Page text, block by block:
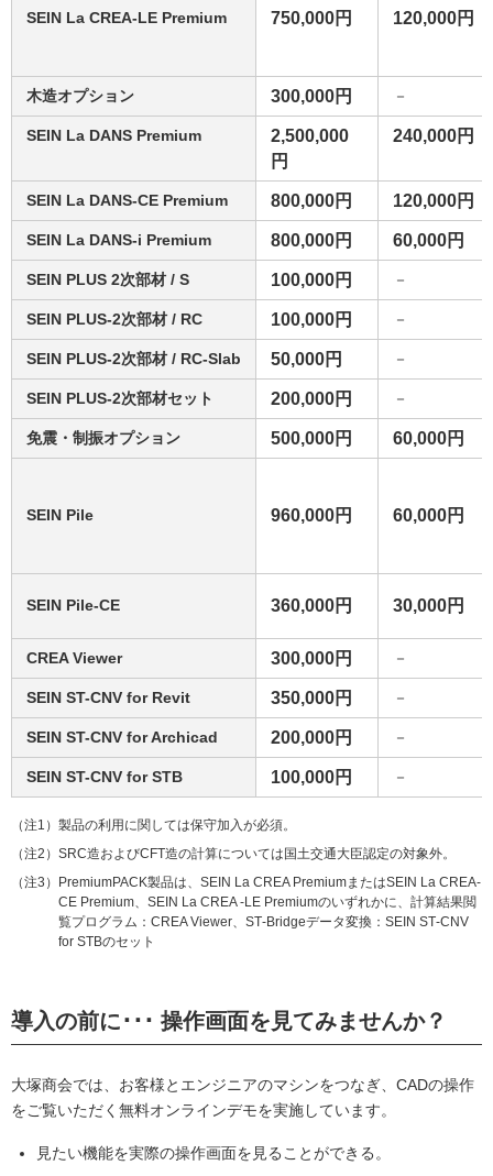
SEIN La CREA-LE Premium 750,000円 120,000円
木造オプション 300,000円 －
SEIN La DANS Premium
2,500,000
円
240,000円
SEIN La DANS-CE Premium 800,000円 120,000円
SEIN La DANS-i Premium 800,000円 60,000円
SEIN PLUS 2次部材 / S 100,000円 －
SEIN PLUS-2次部材 / RC 100,000円 －
SEIN PLUS-2次部材 / RC-Slab 50,000円 －
SEIN PLUS-2次部材セット 200,000円 －
免震・制振オプション 500,000円 60,000円
SEIN Pile 960,000円 60,000円
SEIN Pile-CE 360,000円 30,000円
CREA Viewer 300,000円 －
SEIN ST-CNV for Revit 350,000円 －
SEIN ST-CNV for Archicad 200,000円 －
SEIN ST-CNV for STB 100,000円 －
（注1）製品の利用に関しては保守加入が必須。
（注2）SRC造およびCFT造の計算については国土交通大臣認定の対象外。
（注3）PremiumPACK製品は、SEIN La CREA PremiumまたはSEIN La CREA-
CE Premium、SEIN La CREA -LE Premiumのいずれかに、計算結果閲
覧プログラム：CREA Viewer、ST‐Bridgeデータ変換：SEIN ST‐CNV
for STBのセット
導入の前に･･･ 操作画面を見てみませんか？
大塚商会では、お客様とエンジニアのマシンをつなぎ、CADの操作
をご覧いただく無料オンラインデモを実施しています。
見たい機能を実際の操作画面を見ることができる。